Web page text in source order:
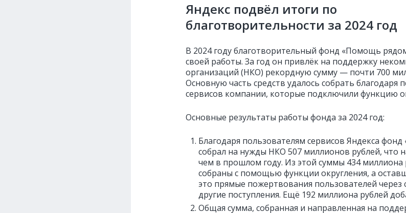
Яндекс подвёл итоги по
благотворительности за 2024 год
В 2024 году благотворительный фонд «Помощь
своей работы. За год он привлёк на поддержку
организаций (НКО) рекордную сумму — почти 700
Основную часть средств удалось собрать благодаря
сервисов компании, которые подключили функцию
Основные результаты работы фонда за 2024 год:
Благодаря пользователям сервисов Яндекса
собрал на нужды НКО 507 миллионов рублей, что
чем в прошлом году. Из этой суммы 434 миллиона
собраны с помощью функции округления, а
это прямые пожертвования пользователей через
другие поступления. Ещё 192 миллиона рублей
Общая сумма, собранная и направленная на